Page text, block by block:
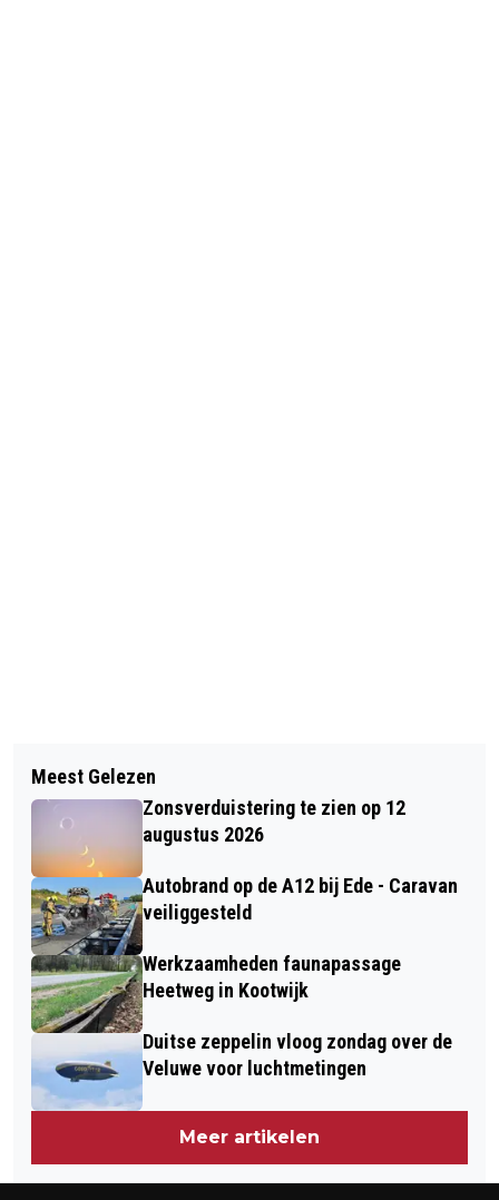
REGIO FOODVALLEY RIJDT OP
WATERSTOF
BARNEVELD - GEZOCHT - DIEFSTAL -
DE HEUS PLEIN - BARNEVELD
Meest Gelezen
Zonsverduistering te zien op 12
augustus 2026
Autobrand op de A12 bij Ede - Caravan
veiliggesteld
Werkzaamheden faunapassage
Heetweg in Kootwijk
Duitse zeppelin vloog zondag over de
Veluwe voor luchtmetingen
Meer artikelen